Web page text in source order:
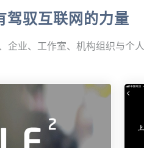
驾驭互联网的力量
企业、工作室、机构组织与个人